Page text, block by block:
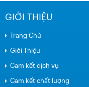
GIỚI THIỆU
Trang Chủ
Giới Thiệu
Cam kết dịch vụ
Cam kết chất lượng